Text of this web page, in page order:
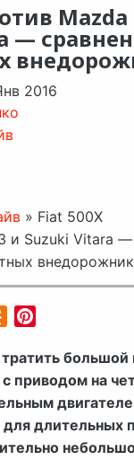
Mazda
—
2016
» Fiat 500X
и Suzuki Vitara —
Odnoklassniki
большой
приводом на
длительных